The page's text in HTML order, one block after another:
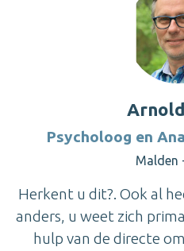
Psycholoog en
Malden
Herkent u dit?. Ook al
anders, u weet zich
hulp van de directe